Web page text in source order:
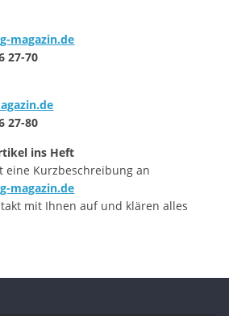
magazin.de
27-70
27-80
ins Heft
eine Kurzbeschreibung an
magazin.de
mit Ihnen auf und klären alles